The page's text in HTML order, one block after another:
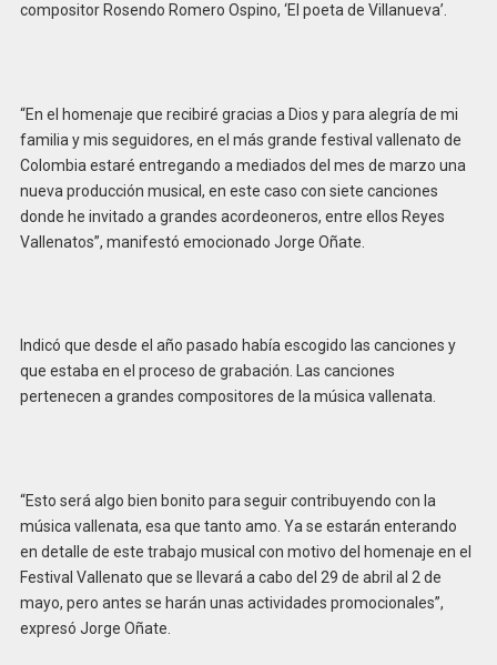
compositor Rosendo Romero Ospino, ‘El poeta de Villanueva’.
“En el homenaje que recibiré gracias a Dios y para alegría de mi
familia y mis seguidores, en el más grande festival vallenato de
Colombia estaré entregando a mediados del mes de marzo una
nueva producción musical, en este caso con siete canciones
donde he invitado a grandes acordeoneros, entre ellos Reyes
Vallenatos”, manifestó emocionado Jorge Oñate.
Indicó que desde el año pasado había escogido las canciones y
que estaba en el proceso de grabación. Las canciones
pertenecen a grandes compositores de la música vallenata.
“Esto será algo bien bonito para seguir contribuyendo con la
música vallenata, esa que tanto amo. Ya se estarán enterando
en detalle de este trabajo musical con motivo del homenaje en el
Festival Vallenato que se llevará a cabo del 29 de abril al 2 de
mayo, pero antes se harán unas actividades promocionales”,
expresó Jorge Oñate.